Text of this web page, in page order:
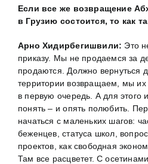
Если все же возвращение
в Грузию состоится, то как
Арно Хидирбегишвили: Это
приказу. Мы не продаемся за
продаются. Должно вернуться
территории возвращаем, мы
в первую очередь. А для этого
понять – и опять полюбить.
начаться с маленьких шагов:
беженцев, статуса школ,
проектов, как свободная
Там все расцветет. С